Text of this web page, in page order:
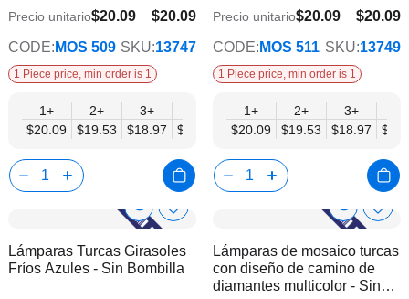
deseos
$20.09
$15.62
Precio unitario$20.09
CODE: MOS 509 SKU:13747
1 Piece price, min order is 1
1+
$20.09
2+
$19.53
3+
$18.97
$18.41
9+
$17.86
12+
$17.30
15+
$16.74
$20.09
$15.62
Precio unitario$20.09
CODE: MOS 511 SKU:13749
1 Piece price, min order is 1
1+
$20.09
2+
$19.53
3+
$18.97
Show
Info
Añadir
la
lista
Lámparas Turcas Girasoles
Fríos Azules - Sin Bombilla
Show
Info la
de
Lámparas de mosaico turcas
con diseño de camino de
diamantes multicolor - Sin